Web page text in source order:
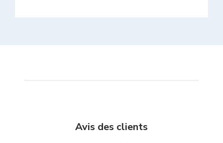
Avis des clients